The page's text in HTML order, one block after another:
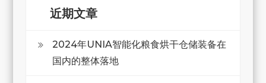
近期文章
2024年UNIA智能化粮食烘干仓储装备在
国内的整体落地